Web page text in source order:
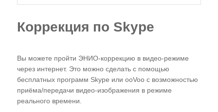
Представители
Коррекция по Skype
Вы можете пройти ЭНИО-коррекцию в видео-режиме
через интернет. Это можно сделать с помощью
бесплатных программ Skype или ooVoo с возможностью
приёма/передачи видео-изображения в режиме
реального времени.